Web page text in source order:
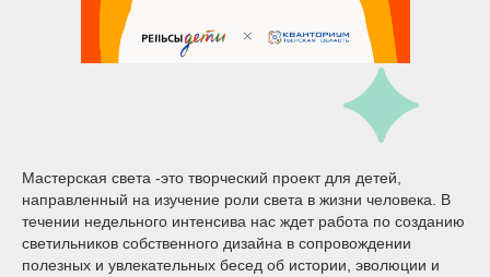
Мастерская света -это творческий проект для детей,
направленный на изучение роли света в жизни человека. В
течении недельного интенсива нас ждет работа по созданию
светильников собственного дизайна в сопровождении
полезных и увлекательных бесед об истории, эволюции и